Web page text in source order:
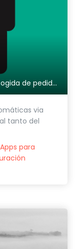
Notificaciones vía WhatsApp para recogida de pedidos
via
tanto del
Apps para